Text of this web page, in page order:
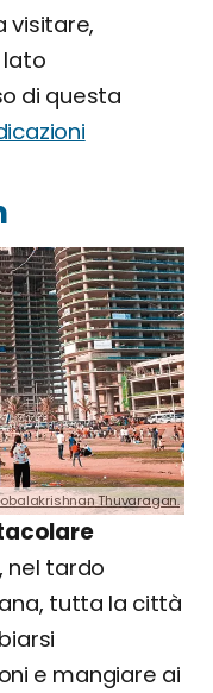
visitare,
di questa
Thuvaragan.
nel tardo
tutta la città
e mangiare ai